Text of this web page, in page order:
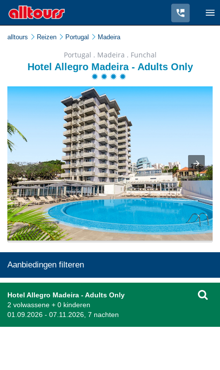
alltours Reizen Portugal Madeira
Portugal . Madeira . Funchal
Hotel Allegro Madeira - Adults Only
Aanbiedingen filteren
Hotel Allegro Madeira - Adults Only
2 volwassene + 0 kinderen
01.09.2026 - 07.11.2026, 7 nachten